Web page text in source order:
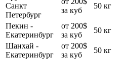
Санкт
Петербург
за куб
50 кг
Пекин -
Екатеринбург
от 200$
за куб
50 кг
Шанхай -
Екатеринбург
от 200$
за куб
50 кг